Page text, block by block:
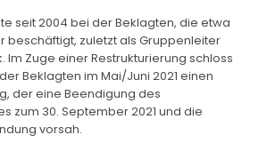
seit 2004 bei der Beklagten, die etwa
beschäftigt, zuletzt als Gruppenleiter
Im Zuge einer Restrukturierung schloss
Beklagten im Mai/Juni 2021 einen
der eine Beendigung des
zum 30. September 2021 und die
vorsah.